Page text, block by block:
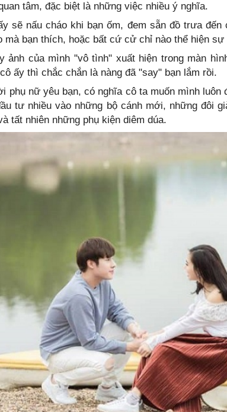
tâm, đặc biệt là những việc nhiều ý nghĩa.
sẽ nấu cháo khi bạn ốm, đem sẵn đồ trưa đến
mà bạn thích, hoặc bất cứ cử chỉ nào thể hiện sự
ảnh của mình "vô tình" xuất hiện trong màn
ấy thì chắc chắn là nàng đã "say" bạn lắm rồi.
phụ nữ yêu bạn, có nghĩa cô ta muốn mình luôn
tư nhiều vào những bộ cánh mới, những đôi
tất nhiên những phụ kiện diêm dúa.